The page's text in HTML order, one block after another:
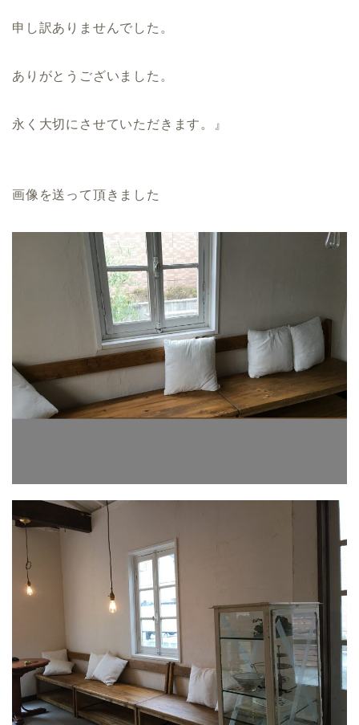
申し訳ありませんでした。
ありがとうございました。
永く大切にさせていただきます。』
画像を送って頂きました